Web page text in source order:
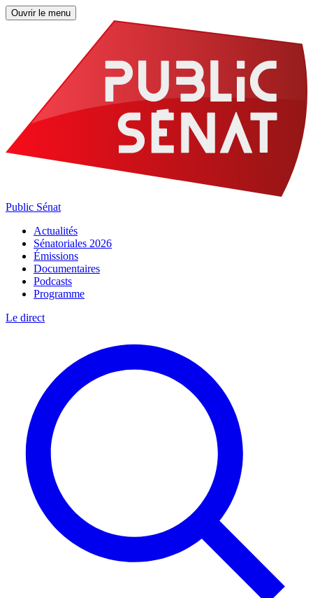
Ouvrir le menu
Public Sénat
Actualités
Sénatoriales 2026
Émissions
Documentaires
Podcasts
Programme
Le direct